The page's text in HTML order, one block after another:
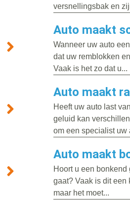
versnellingsbak en
Auto maakt
Wanneer uw auto
dat uw remblokken
Vaak is het zo dat u...
Auto maakt
Heeft uw auto last
geluid kan
om een specialist uw
Auto maakt
Hoort u een
gaat? Vaak is dit een
maar het moet...